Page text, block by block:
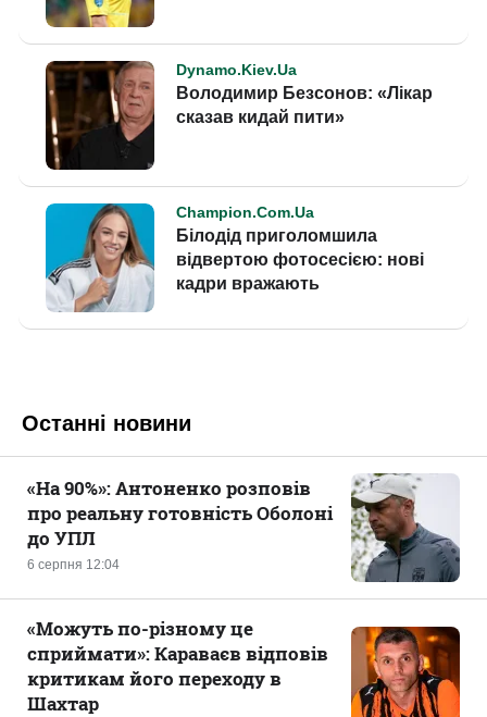
Останні новини
6 серпня 12:04
«На 90%»: Антоненко розповів
про реальну готовність Оболоні
до УПЛ
«Можуть по-різному це
сприймати»: Караваєв відповів
критикам його переходу в
Шахтар